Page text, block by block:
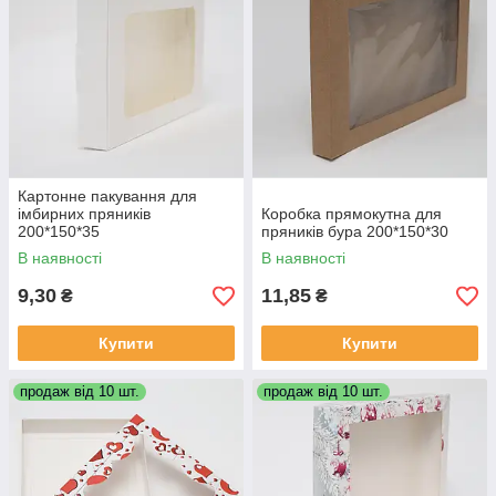
Картонне пакування для
імбирних пряників
200*150*35
В наявності
9,30 ₴
Купити
Коробка прямокутна для
пряників бура 200*150*30
В наявності
11,85 ₴
Купити
продаж від 10 шт. продаж від 10 шт.